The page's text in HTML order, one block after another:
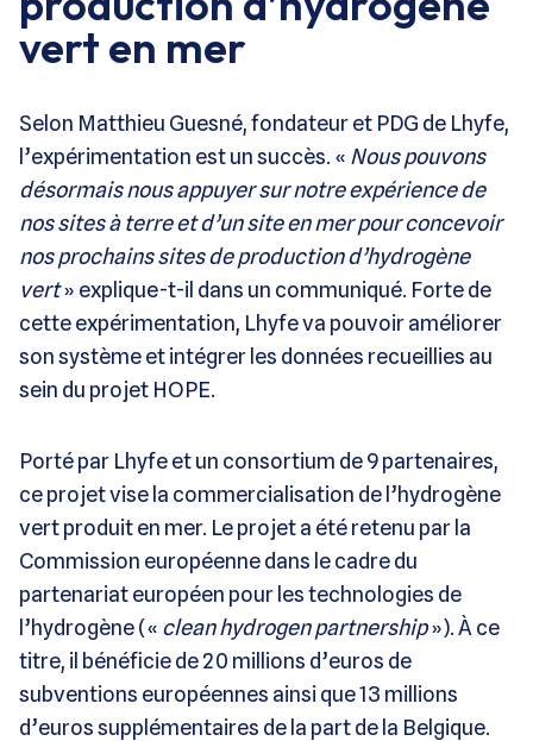
vert en mer
Selon Matthieu Guesné, fondateur et PDG de Lhyfe,
l’expérimentation est un succès. « Nous pouvons
désormais nous appuyer sur notre expérience de
nos sites à terre et d’un site en mer pour concevoir
nos prochains sites de production d’hydrogène
vert» explique-t-il dans un communiqué. Forte de
cette expérimentation, Lhyfe va pouvoir améliorer
son système et intégrer les données recueillies au
sein du projet HOPE.
Porté par Lhyfe et un consortium de 9 partenaires,
ce projet vise la commercialisation de l’hydrogène
vert produit en mer. Le projet a été retenu par la
Commission européenne dans le cadre du
partenariat européen pour les technologies de
l’hydrogène (« clean hydrogen partnership»). À ce
titre, il bénéficie de 20 millions d’euros de
subventions européennes ainsi que 13 millions
d’euros supplémentaires de la part de la Belgique.